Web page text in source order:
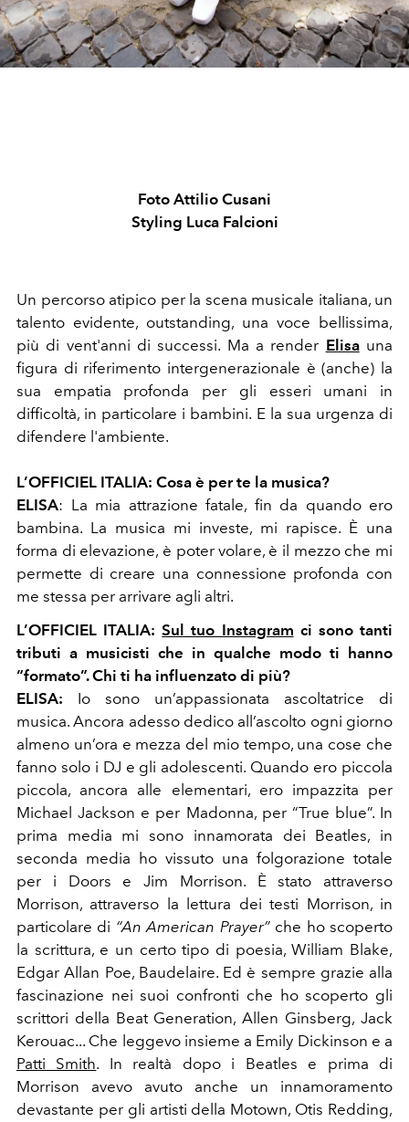
Foto Attilio Cusani
Styling Luca Falcioni
Un percorso atipico per la scena musicale italiana, un
talento evidente, outstanding, una voce bellissima,
più di vent'anni di successi. Ma a render Elisauna
figura di riferimento intergenerazionale è (anche) la
sua empatia profonda per gli esseri umani in
difficoltà, in particolare i bambini. E la sua urgenza di
difendere l'ambiente.
L’OFFICIEL ITALIA: Cosa è per te la musica?
ELISA: La mia attrazione fatale, fin da quando ero
bambina. La musica mi investe, mi rapisce. È una
forma di elevazione, è poter volare, è il mezzo che mi
permette di creare una connessione profonda con
me stessa per arrivare agli altri.
L’OFFICIEL ITALIA:Sul tuo Instagram ci sono tanti
tributi a musicisti che in qualche modo ti hanno
“formato”. Chi ti ha influenzato di più?
ELISA:
Io sono un’appassionata ascoltatrice di
musica. Ancora adesso dedico all’ascolto ogni giorno
almeno un’ora e mezza del mio tempo, una cose che
fanno solo i DJ e gli adolescenti. Quando ero piccola
piccola, ancora alle elementari, ero impazzita per
Michael Jackson e per Madonna, per “True blue”. In
prima media mi sono innamorata dei Beatles, in
seconda media ho vissuto una folgorazione totale
per i Doors e Jim Morrison. È stato attraverso
Morrison, attraverso la lettura dei testi Morrison, in
particolare di “An American Prayer” che ho scoperto
la scrittura, e un certo tipo di poesia, William Blake,
Edgar Allan Poe, Baudelaire. Ed è sempre grazie alla
fascinazione nei suoi confronti che ho scoperto gli
scrittori della Beat Generation, Allen Ginsberg, Jack
Kerouac... Che leggevo insieme a Emily Dickinson e a
Patti Smith. In realtà dopo i Beatles e prima di
Morrison avevo avuto anche un innamoramento
devastante per gli artisti della Motown, Otis Redding,